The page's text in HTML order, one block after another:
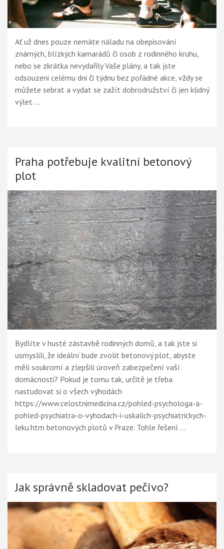
Ať už dnes pouze nemáte náladu na obepisování
známých, blízkých kamarádů či osob z rodinného kruhu,
nebo se zkrátka nevydařily Vaše plány, a tak jste
odsouzeni celému dni či týdnu bez pořádné akce, vždy se
můžete sebrat a vydat se zažít dobrodružství či jen klidný
výlet …
Praha potřebuje kvalitní betonový
plot
Bydlíte v husté zástavbě rodinných domů, a tak jste si
usmyslili, že ideální bude zvolit betonový plot, abyste
měli soukromí a zlepšili úroveň zabezpečení vaší
domácnosti? Pokud je tomu tak, určitě je třeba
nastudovat si o všech výhodách
https://www.celostnimedicina.cz/pohled-psychologa-a-
pohled-psychiatra-o-vyhodach-i-uskalich-psychiatrickych-
leku.htm betonových plotů v Praze. Tohle řešení …
Jak správně skladovat pečivo?